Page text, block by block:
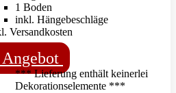
1 Boden
inkl. Hängebeschläge
Versandkosten
*** Lieferung enthält keinerlei
Dekorationselemente ***